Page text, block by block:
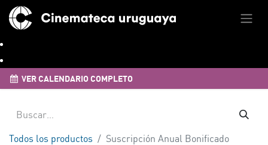
VER CALENDARIO COMPLETO
Todos los productos Suscripción Anual Bonificado